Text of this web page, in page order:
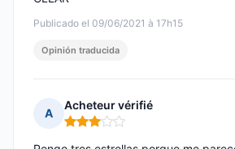
Publicado el 09/06/2021 à 17h15
Opinión traducida
A
Acheteur vérifié
Nota: 3 de 5